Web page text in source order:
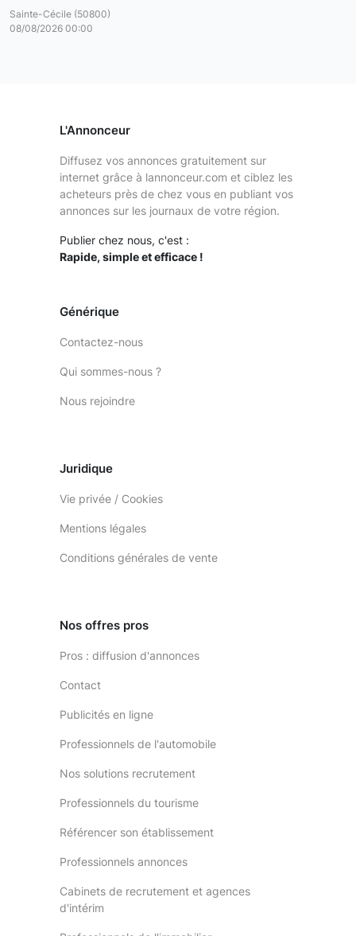
Sainte-Cécile (50800)
08/08/2026 00:00
L'Annonceur
Diffusez vos annonces gratuitement sur
internet grâce à lannonceur.com et ciblez les
acheteurs près de chez vous en publiant vos
annonces sur les journaux de votre région.
Publier chez nous, c'est :
Rapide, simple et efficace !
Générique
Contactez-nous
Qui sommes-nous ?
Nous rejoindre
Juridique
Vie privée / Cookies
Mentions légales
Conditions générales de vente
Nos offres pros
Pros : diffusion d'annonces
Contact
Publicités en ligne
Professionnels de l'automobile
Nos solutions recrutement
Professionnels du tourisme
Référencer son établissement
Professionnels annonces
Cabinets de recrutement et agences
d'intérim